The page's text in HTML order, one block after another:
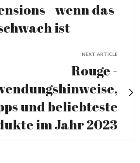
- wenn das
ist
NEXT ARTICLE
Rouge -
und beliebteste
im Jahr 2023